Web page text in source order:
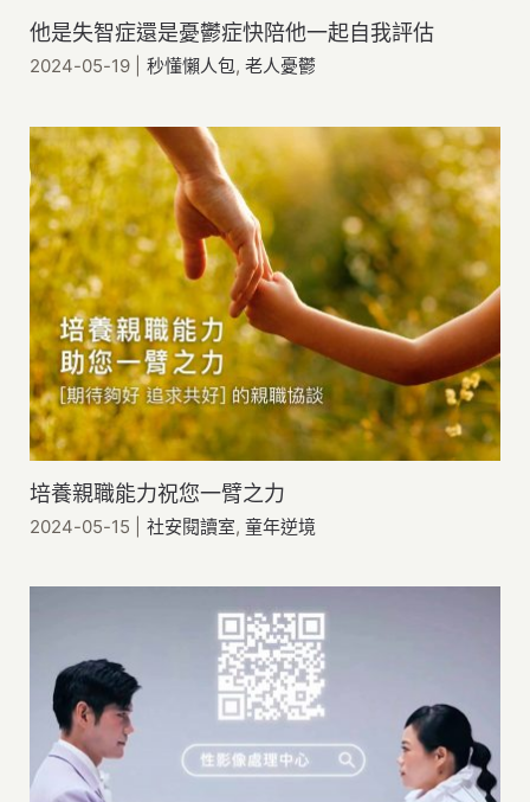
他是失智症還是憂鬱症快陪他一起自我評估
2024-05-19 秒懂懶人包,老人憂鬱
培養親職能力祝您一臂之力
2024-05-15 社安閱讀室,童年逆境